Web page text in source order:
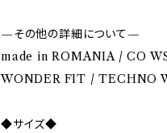
—その他の詳細について—
made in ROMANIA / CO
WONDER FIT / TECHNO
◆サイズ◆